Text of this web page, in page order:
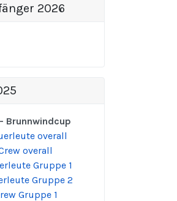
2026
Brunnwindcup
overall
overall
Gruppe 1
Gruppe 2
Gruppe 1